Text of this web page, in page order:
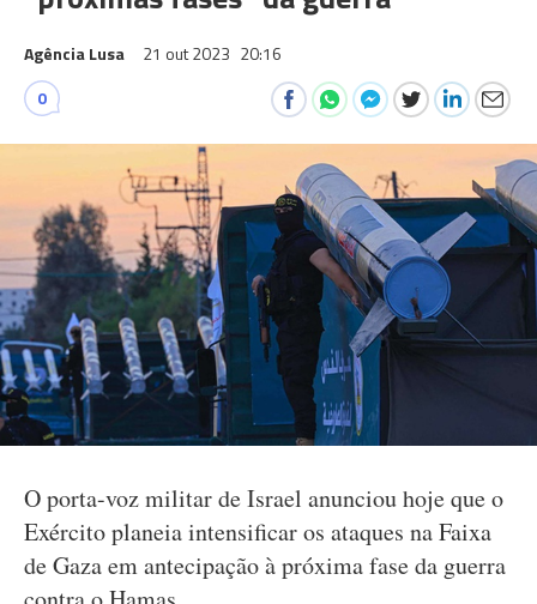
Agência Lusa 21 out 2023 20:16
0
O porta-voz militar de Israel anunciou hoje que o
Exército planeia intensificar os ataques na Faixa
de Gaza em antecipação à próxima fase da guerra